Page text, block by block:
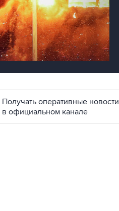
Получать оперативные новости
в официальном канале